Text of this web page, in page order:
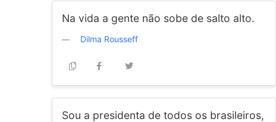
Na vida a gente não sobe de salto alto.
Dilma Rousseff
Sou a presidenta de todos os brasileiros,